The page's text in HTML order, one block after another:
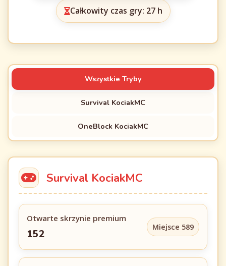
Całkowity czas gry: 27 h
Wszystkie Tryby
Survival KociakMC
OneBlock KociakMC
Survival KociakMC
Otwarte skrzynie premium
152
Miejsce 589